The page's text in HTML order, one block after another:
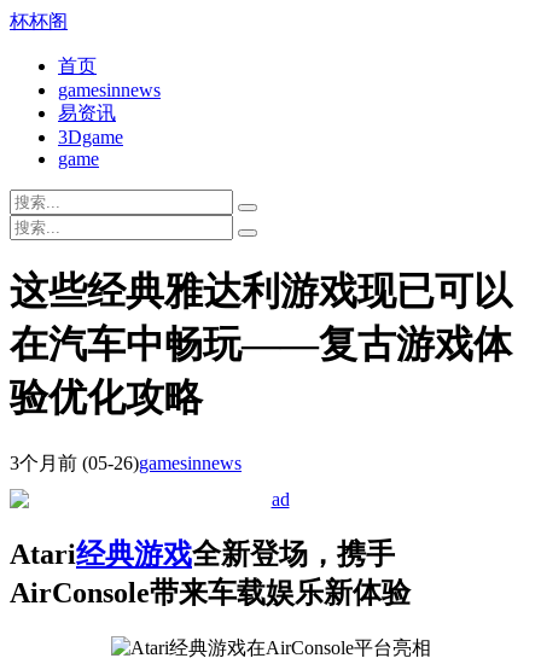
杯杯阁
首页
gamesinnews
易资讯
3Dgame
game
这些经典雅达利游戏现已可以
在汽车中畅玩——复古游戏体
验优化攻略
3个月前 (05-26)gamesinnews
Atari经典游戏全新登场，携手
AirConsole带来车载娱乐新体验